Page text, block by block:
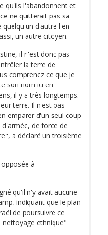
qu'ils l'abandonnent et
ne quitterait pas sa
d'autre l'en
un autre citoyen.
il n'est donc pas
la terre de
comprenez ce que je
son nom ici en
il y a très longtemps.
terre. Il n'est pas
emparer d'un seul coup
de force de
a déclaré un troisième
à
qu'il n'y avait aucune
indiquant que le plan
de poursuivre ce
nettoyage ethnique".